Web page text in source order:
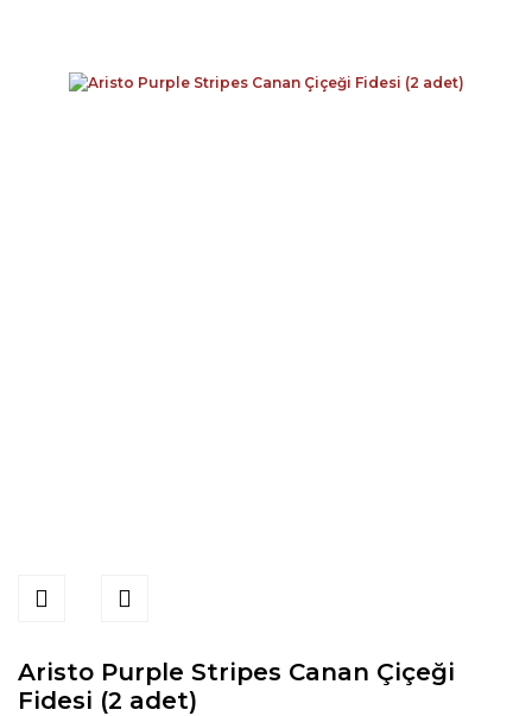
Aristo Purple Stripes Canan Çiçeği
Fidesi (2 adet)